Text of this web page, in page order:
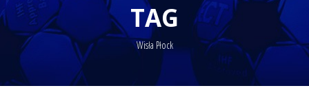
TAG
Wisła Płock